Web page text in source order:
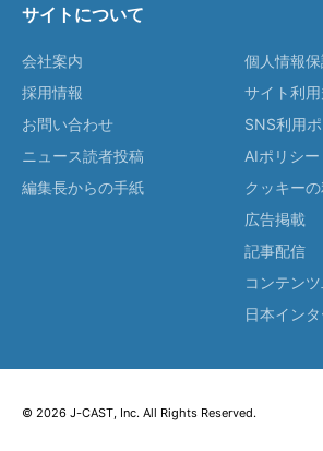
サイトについて
会社案内
採用情報
お問い合わせ
ニュース読者投稿
編集長からの手紙
個人情報
サイト利
SNS利用
AIポリシー
クッキー
広告掲載
記事配信
コンテン
日本イン
© 2026 J-CAST, Inc. All Rights Reserved.